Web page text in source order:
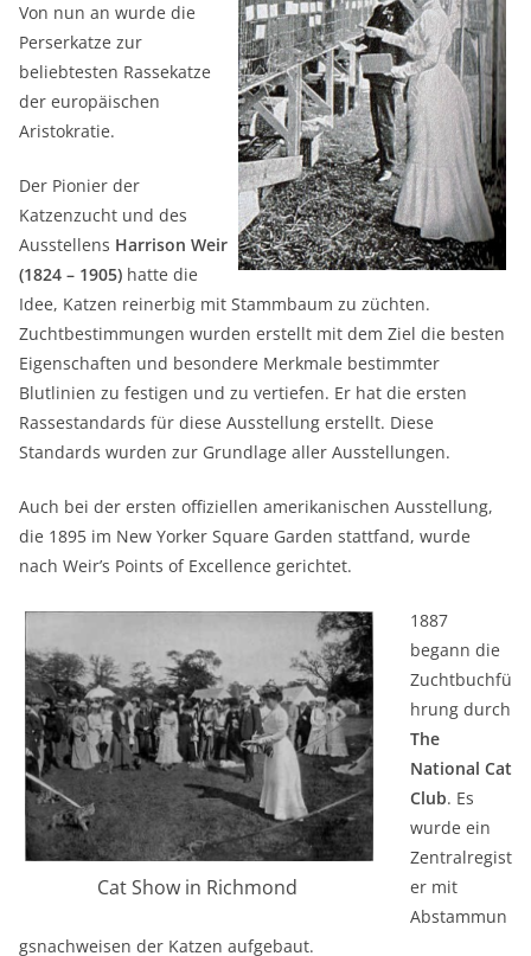
Von nun an wurde die
Perserkatze zur
beliebtesten Rassekatze
der europäischen
Aristokratie.
Der Pionier der
Katzenzucht und des
Ausstellens Harrison Weir
(1824 – 1905) hatte die
Idee, Katzen reinerbig mit Stammbaum zu züchten.
Zuchtbestimmungen wurden erstellt mit dem Ziel die besten
Eigenschaften und besondere Merkmale bestimmter
Blutlinien zu festigen und zu vertiefen. Er hat die ersten
Rassestandards für diese Ausstellung erstellt. Diese
Standards wurden zur Grundlage aller Ausstellungen.
Auch bei der ersten offiziellen amerikanischen Ausstellung,
die 1895 im New Yorker Square Garden stattfand, wurde
nach Weir’s Points of Excellence gerichtet.
Cat Show in Richmond
1887
begann die
Zuchtbuchfü
hrung durch
The
National Cat
Club. Es
wurde ein
Zentralregist
er mit
Abstammun
gsnachweisen der Katzen aufgebaut.